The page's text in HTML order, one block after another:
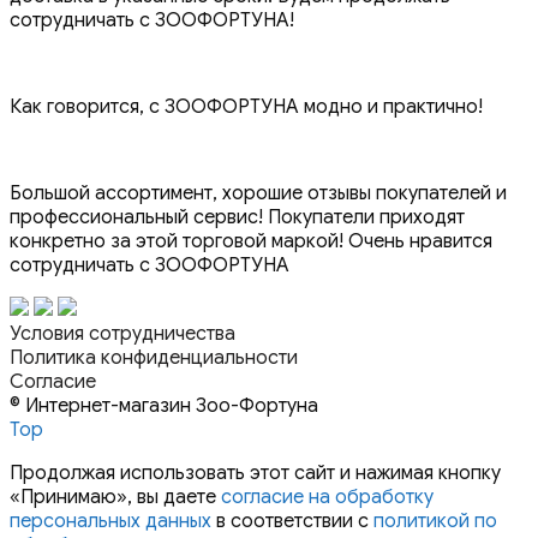
сотрудничать с ЗООФОРТУНА!
Как говорится, с ЗООФОРТУНА модно и практично!
Большой ассортимент, хорошие отзывы покупателей и
профессиональный сервис! Покупатели приходят
конкретно за этой торговой маркой! Очень нравится
сотрудничать с ЗООФОРТУНА
Условия сотрудничества
Политика конфиденциальности
Согласие
© Интернет-магазин Зоо-Фортуна
Top
Продолжая использовать этот сайт и нажимая кнопку
«Принимаю», вы даете согласие на обработку
персональных данных в соответствии с политикой по